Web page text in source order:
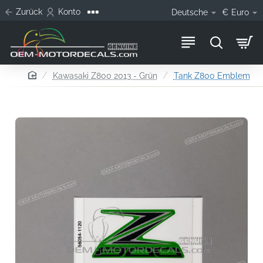
Zurück Konto Deutsche € Euro
homeKawasaki Z800 2013 - Grün Tank Z800 Emblem